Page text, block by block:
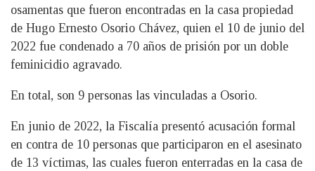
osamentas que fueron encontradas en la casa propiedad
de Hugo Ernesto Osorio Chávez, quien el 10 de junio del
2022 fue condenado a 70 años de prisión por un doble
feminicidio agravado.
En total, son 9 personas las vinculadas a Osorio.
En junio de 2022, la Fiscalía presentó acusación formal
en contra de 10 personas que participaron en el asesinato
de 13 víctimas, las cuales fueron enterradas en la casa de